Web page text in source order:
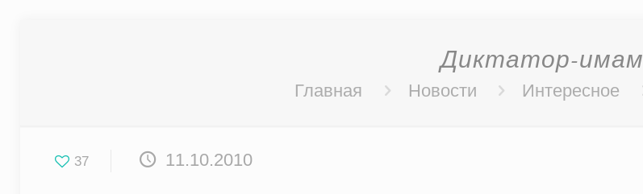
Диктатор-имам
Главная Новости Интересное
37 11.10.2010